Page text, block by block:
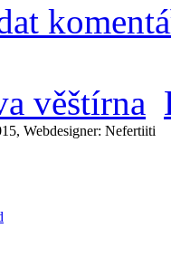
věštírna
Webdesigner: Nefertiiti